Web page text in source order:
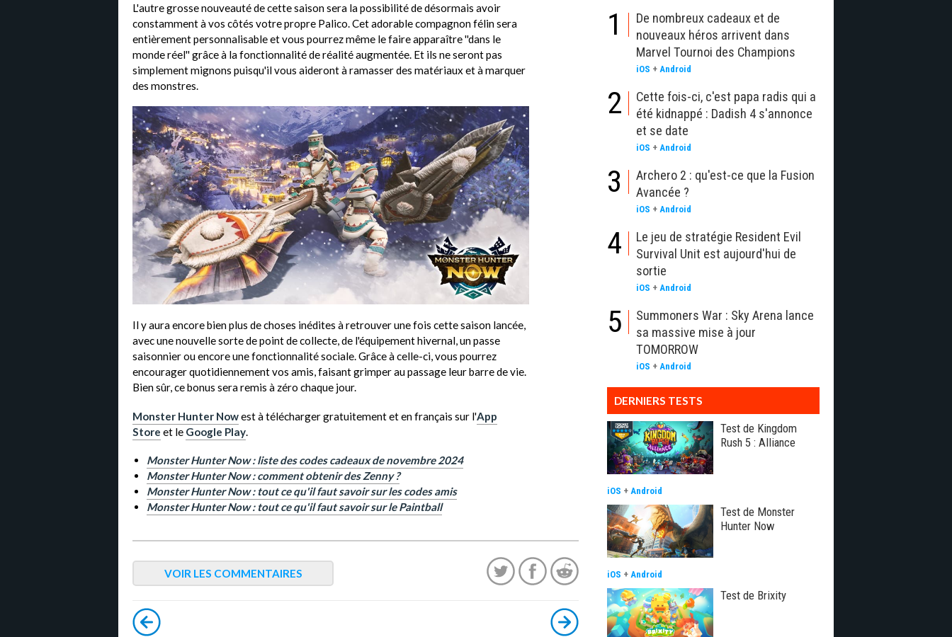
L'autre grosse nouveauté de cette saison sera la possibilité de désormais avoir
constamment à vos côtés votre propre Palico. Cet adorable compagnon félin sera
entièrement personnalisable et vous pourrez même le faire apparaître ''dans le
monde réel'' grâce à la fonctionnalité de réalité augmentée. Et ils ne seront pas
simplement mignons puisqu'il vous aideront à ramasser des matériaux et à marquer
des monstres.
Il y aura encore bien plus de choses inédites à retrouver une fois cette saison lancée,
avec une nouvelle sorte de point de collecte, de l'équipement hivernal, un passe
saisonnier ou encore une fonctionnalité sociale. Grâce à celle-ci, vous pourrez
encourager quotidiennement vos amis, faisant grimper au passage leur barre de vie.
Bien sûr, ce bonus sera remis à zéro chaque jour.
Monster Hunter Nowest à télécharger gratuitement et en français sur l'App
Store et le Google Play.
Monster Hunter Now : liste des codes cadeaux de novembre 2024
Monster Hunter Now : comment obtenir des Zenny ?
Monster Hunter Now : tout ce qu'il faut savoir sur les codes amis
Monster Hunter Now : tout ce qu'il faut savoir sur le Paintball
VOIR LES COMMENTAIRES
1
De nombreux cadeaux et de
nouveaux héros arrivent dans
Marvel Tournoi des Champions
iOS + Android
2
Cette fois-ci, c'est papa radis qui a
été kidnappé : Dadish 4 s'annonce
et se date
iOS + Android
3
Archero 2 : qu'est-ce que la Fusion
Avancée ?
iOS + Android
4
Le jeu de stratégie Resident Evil
Survival Unit est aujourd'hui de
sortie
iOS + Android
5
Summoners War : Sky Arena lance
sa massive mise à jour
TOMORROW
iOS + Android
DERNIERS TESTS
Test de Kingdom
Rush 5 : Alliance
iOS + Android
Test de Monster
Hunter Now
iOS + Android
Test de Brixity